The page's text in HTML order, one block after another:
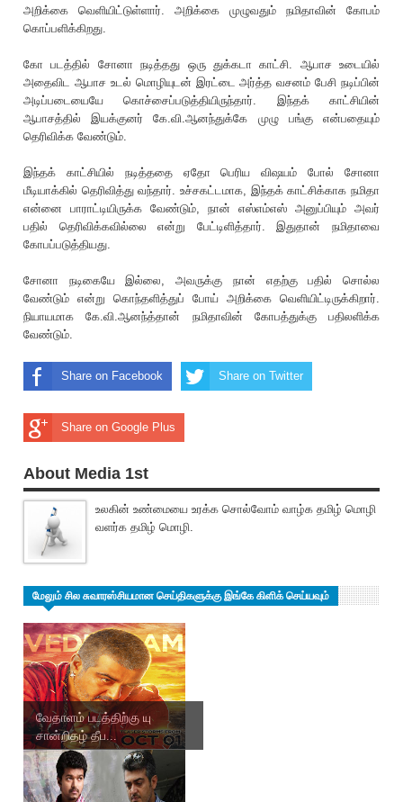
அறிக்கை வெளியிட்டுள்ளார். அறிக்கை முழுவதும் நமிதாவின் கோபம்
கொப்பளிக்கிறது.
கோ படத்தில் சோனா நடித்தது ஒரு துக்கடா காட்சி. ஆபாச உடையில்
அதைவிட ஆபாச உடல் மொழியுடன் இரட்டை அர்த்த வசனம் பேசி நடிப்பின்
அடிப்படையையே கொச்சைப்படுத்தியிருந்தார். இந்தக் காட்சியின்
ஆபாசத்தில் இயக்குனர் கே.வி.ஆனந்துக்கே முழு பங்கு என்பதையும்
தெ‌ரிவிக்க வேண்டும்.
இந்தக் காட்சியில் நடித்ததை ஏதோ பெ‌ரிய விஷயம் போல் சோனா
மீடியாக்கில் தெ‌ரிவித்து வந்தார். உச்சகட்டமாக, இந்தக் காட்சிக்காக நமிதா
என்னை பாராட்டியிருக்க வேண்டும், நான் எஸ்எம்எஸ் அனுப்பியும் அவர்
பதில் தெ‌ரிவிக்கவில்லை என்று பேட்டிளித்தார். இதுதான் நமிதாவை
கோபப்படுத்தியது.
சோனா நடிகையே இல்லை, அவருக்கு நான் எதற்கு பதில் சொல்ல
வேண்டும் என்று கொந்தளித்துப் போய் அறிக்கை வெளியிட்டிருக்கிறார்.
நியாயமாக கே.வி.ஆனந்த்தான் நமிதாவின் கோபத்துக்கு பதிலளிக்க
வேண்டும்.
Share on Facebook Share on Twitter
Share on Google Plus
About Media 1st
உலகின் உண்மையை உரக்க சொல்வோம் வாழ்க தமிழ் மொழி
வளர்க தமிழ் மொழி.
மேலும் சில சுவாரஸ்சியமான செய்திகளுக்கு இங்கே கிளிக் செய்யவும்
வேதாளம் படத்திற்கு யு
சான்றிதழ் தீப...